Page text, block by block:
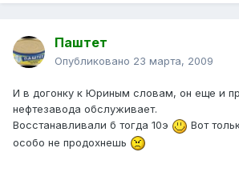
Паштет
Опубликовано 23 марта, 2009
И в догонку к Юриным словам, он еще и
нефтезавода обслуживает.
Восстанавливали б тогда 10э
Вот
особо не продохнешь